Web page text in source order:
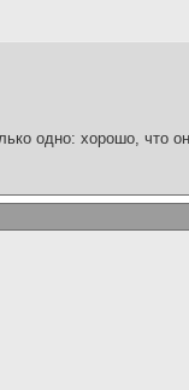
одно: хорошо, что